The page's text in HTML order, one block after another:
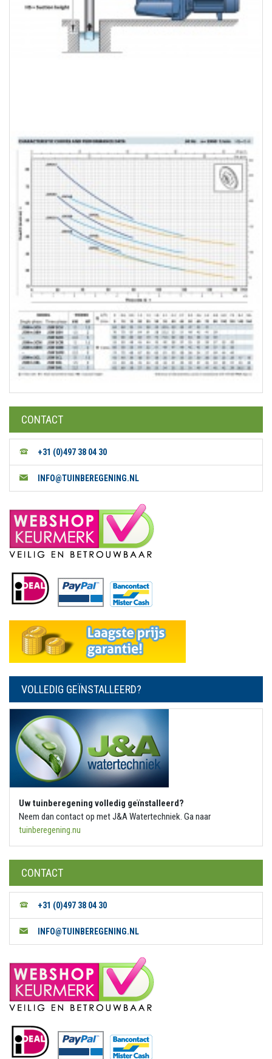
CONTACT
+31 (0)497 38 04 30
INFO@TUINBEREGENING.NL
VOLLEDIG GEÏNSTALLEERD?
Uw tuinberegening volledig geïnstalleerd?
Neem dan contact op met J&A Watertechniek. Ga naar
tuinberegening.nu
CONTACT
+31 (0)497 38 04 30
INFO@TUINBEREGENING.NL